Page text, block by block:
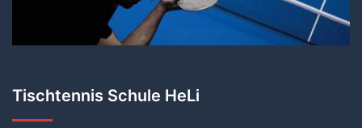
Tischtennis Schule HeLi